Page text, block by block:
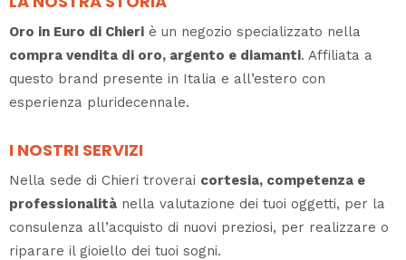
Oro in Euro di Chieri è un negozio specializzato nella
compra vendita di oro, argento e diamanti. Affiliata a
questo brand presente in Italia e all’estero con
esperienza pluridecennale.
I NOSTRI SERVIZI
Nella sede di Chieri troverai cortesia, competenza e
professionalità nella valutazione dei tuoi oggetti, per la
consulenza all’acquisto di nuovi preziosi, per realizzare o
riparare il gioiello dei tuoi sogni.